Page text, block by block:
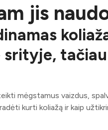
jis
mėgstamus vaizdus,
kurti koliažą ir kaip